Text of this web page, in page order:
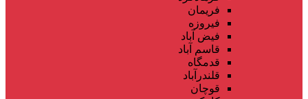
فریمان
فیروزه
فیض آباد
قاسم آباد
قدمگاه
قلندرآباد
قوچان